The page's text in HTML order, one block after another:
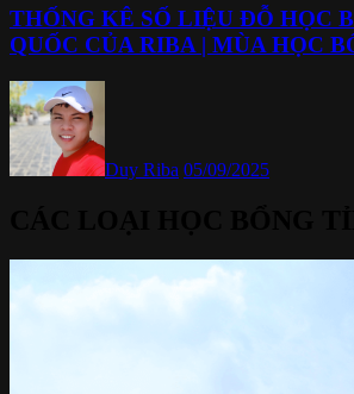
THỐNG KÊ SỐ LIỆU ĐỖ HỌC
QUỐC CỦA RIBA | MÙA HỌC
Duy Riba 05/09/2025